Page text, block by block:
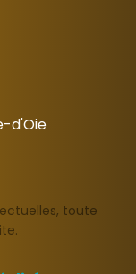
d'Oie
toute